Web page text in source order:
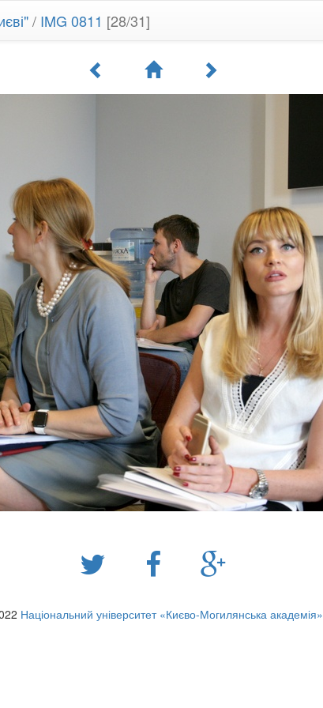
/ IMG 0811 [28/31]
Національний університет «Києво-Могилянська академія»